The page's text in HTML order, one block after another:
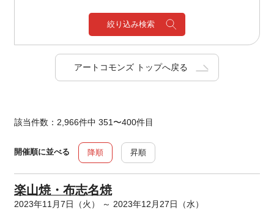
絞り込み検索
アートコモンズ トップへ戻る
該当件数：2,966件中 351〜400件目
開催順に並べる 降順 昇順
楽山焼・布志名焼
2023年11月7日（火） ～ 2023年12月27日（水）